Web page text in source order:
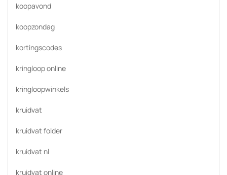
koopavond
koopzondag
kortingscodes
kringloop online
kringloopwinkels
kruidvat
kruidvat folder
kruidvat nl
kruidvat online